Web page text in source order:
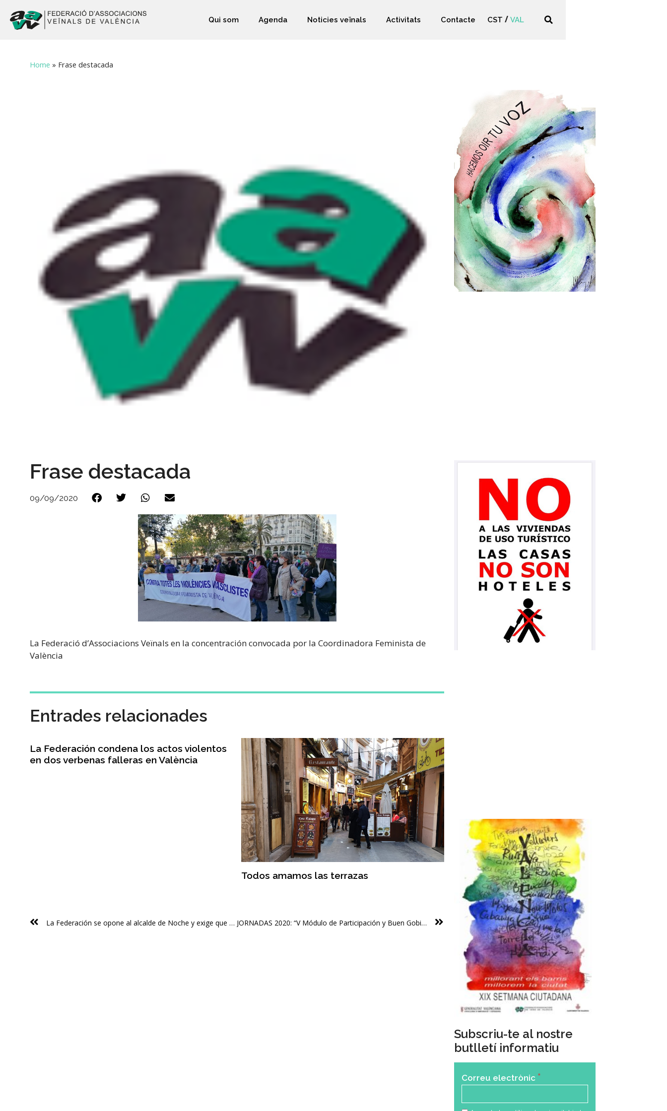
Qui som Agenda Noticies veïnals Activitats Contacte CST VAL
Home » Frase destacada
Frase destacada
09/09/2020
La Federació d’Associacions Veïnals en la concentración convocada por la Coordinadora Feminista de
València
Entrades relacionades
La Federación condena los actos violentos
en dos verbenas falleras en València
Todos amamos las terrazas
La Federación se opone al alcalde de Noche y exige que se cree el Obervatorio del Ocio y del Turismo aprobado por unanimidad JORNADAS 2020: “V Módulo de Participación y Buen Gobierno”
Subscriu-te al nostre
butlletí informatiu
Correu electrònic *